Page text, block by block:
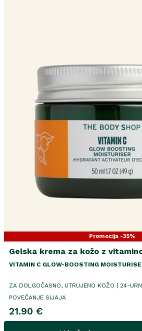
Promocija -35%
Gelska krema za kožo z
VITAMIN C GLOW-BOOSTING
ZA DOLGOČASNO, UTRUJENO KOŽO | 24-
POVEČANJE SIJAJA
21.90 €